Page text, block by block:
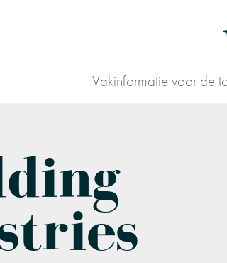
Vakinformatie voor de